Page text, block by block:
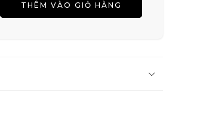
THÊM VÀO GIỎ HÀNG